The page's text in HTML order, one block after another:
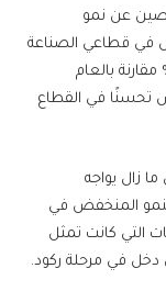
عن نمو
بانتعاش في قطاعي الصناعة
حيث ارتفع الإنتاج الصناعي بنسبة 5.8% مقارنة بالعام
بنسبة 7.1%، ما يعكس تحسنًا في القطاع
زال يواجه
المنخفض في
التي كانت تمثل
دخل في مرحلة ركود.